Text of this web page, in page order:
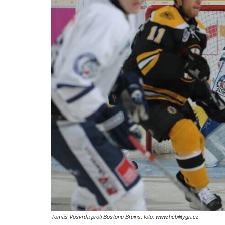
Tomáš Vošvrda proti Bostonu Bruins, foto: www.hcbilitygri.cz